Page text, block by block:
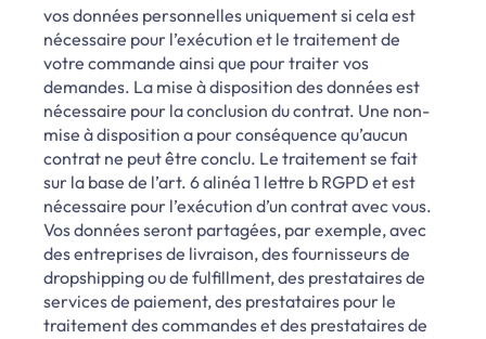
vos données personnelles uniquement si cela est
nécessaire pour l’exécution et le traitement de
votre commande ainsi que pour traiter vos
demandes. La mise à disposition des données est
nécessaire pour la conclusion du contrat. Une non-
mise à disposition a pour conséquence qu’aucun
contrat ne peut être conclu. Le traitement se fait
sur la base de l’art. 6 alinéa 1 lettre b RGPD et est
nécessaire pour l’exécution d’un contrat avec vous.
Vos données seront partagées, par exemple, avec
des entreprises de livraison, des fournisseurs de
dropshipping ou de fulfillment, des prestataires de
services de paiement, des prestataires pour le
traitement des commandes et des prestataires de